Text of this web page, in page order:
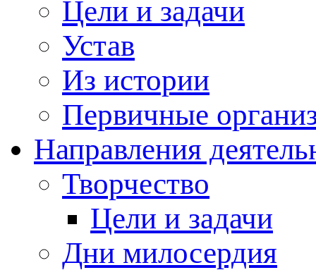
Цели и задачи
Устав
Из истории
Первичные
Направления
Творчество
Цели и задачи
Дни милосердия